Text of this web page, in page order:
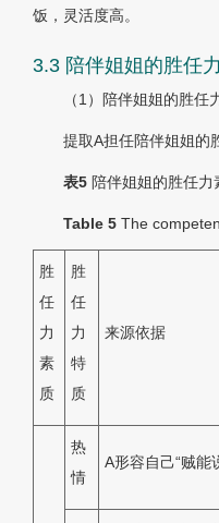
饭，灵活度高。
3.3 陪伴姐姐的胜任
（1）陪伴姐姐的胜任
提取A担任陪伴姐姐的
表5 陪伴姐姐的胜任力
Table 5 The
胜
任
力
素
质
胜
任
力
特
质
来源依据
热
情
A形容自己“贼能